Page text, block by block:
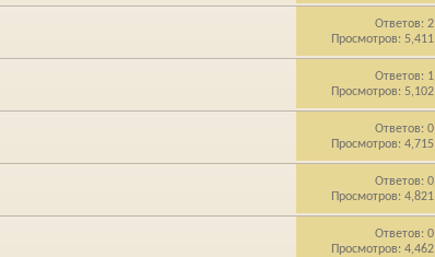
Ответов: 2
Просмотров: 5,411
Ответов: 1
Просмотров: 5,102
Ответов: 0
Просмотров: 4,715
Ответов: 0
Просмотров: 4,821
Ответов: 0
Просмотров: 4,462